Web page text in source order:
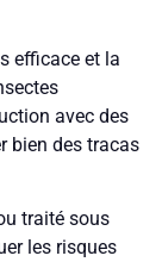
efficace et la
avec des
bien des tracas
traité sous
les risques